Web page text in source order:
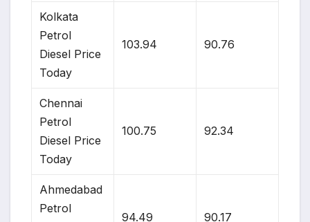
Kolkata
Petrol
Diesel Price
Today
103.94 90.76
Chennai
Petrol
Diesel Price
Today
100.75 92.34
Ahmedabad
Petrol
94.49 90.17